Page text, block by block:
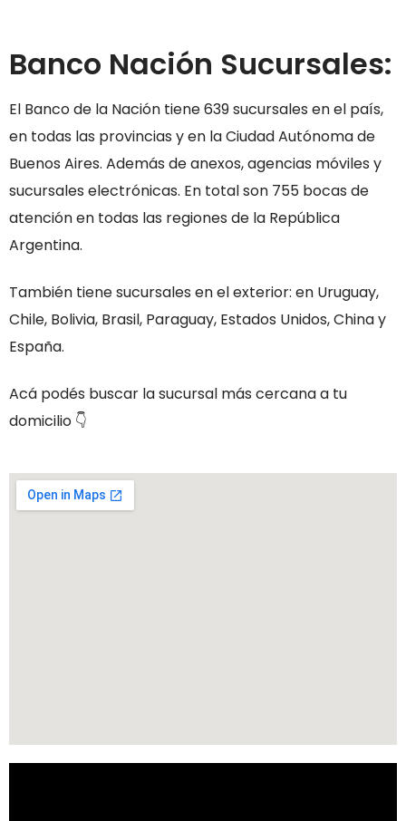
Banco Nación Sucursales:
El Banco de la Nación tiene 639 sucursales en el país,
en todas las provincias y en la Ciudad Autónoma de
Buenos Aires. Además de anexos, agencias móviles y
sucursales electrónicas. En total son 755 bocas de
atención en todas las regiones de la República
Argentina.
También tiene sucursales en el exterior: en Uruguay,
Chile, Bolivia, Brasil, Paraguay, Estados Unidos, China y
España.
Acá podés buscar la sucursal más cercana a tu
domicilio 👇